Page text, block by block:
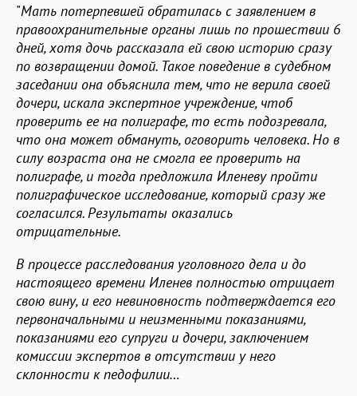
"Мать потерпевшей обратилась с заявлением в
правоохранительные органы лишь по прошествии 6
дней, хотя дочь рассказала ей свою историю сразу
по возвращении домой. Такое поведение в судебном
заседании она объяснила тем, что не верила своей
дочери, искала экспертное учреждение, чтоб
проверить ее на полиграфе, то есть подозревала,
что она может обмануть, оговорить человека. Но в
силу возраста она не смогла ее проверить на
полиграфе, и тогда предложила Иленеву пройти
полиграфическое исследование, который сразу же
согласился. Результаты оказались
отрицательные.
В процессе расследования уголовного дела и до
настоящего времени Иленев полностью отрицает
свою вину, и его невиновность подтверждается его
первоначальными и неизменными показаниями,
показаниями его супруги и дочери, заключением
комиссии экспертов в отсутствии у него
склонности к педофилии…